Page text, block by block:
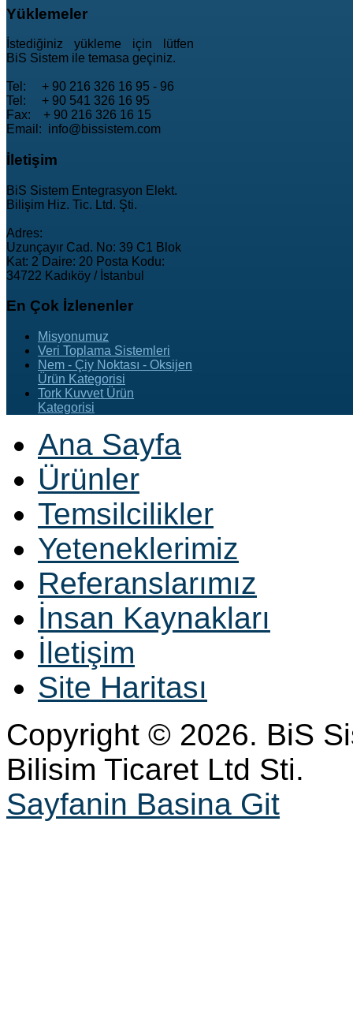
Yüklemeler
İstediğiniz yükleme için lütfen
BiS Sistem ile temasa geçiniz.
Tel: + 90 216 326 16 95 - 96
Tel: + 90 541 326 16 95
Fax: + 90 216 326 16 15
Email: info@bissistem.com
İletişim
BiS Sistem Entegrasyon Elekt.
Bilişim Hiz. Tic. Ltd. Şti.
Adres:
Uzunçayır Cad. No: 39 C1 Blok
Kat: 2 Daire: 20 Posta Kodu:
34722 Kadıköy / İstanbul
En Çok İzlenenler
Misyonumuz
Veri Toplama Sistemleri
Nem - Çiy Noktası - Oksijen
Ürün Kategorisi
Tork Kuvvet Ürün
Kategorisi
Ana Sayfa
Ürünler
Temsilcilikler
Yeteneklerimiz
Referanslarımız
İnsan Kaynakları
İletişim
Site Haritası
Copyright © 2026. BiS
Bilisim Ticaret Ltd Sti.
Sayfanin Basina Git